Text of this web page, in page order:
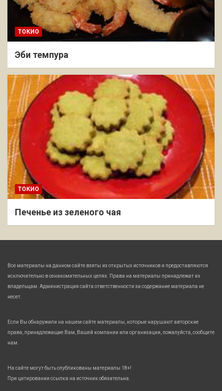
ТОКИО
Эби темпура
ТОКИО
Печенье из зеленого чая
Все материалы на данном сайте взяты из открытых источников и предоставляются
исключительно в ознакомительных целях. Права на материалы принадлежат их
владельцам. Администрация сайта ответственности за содержание материала не
несет.
Если Вы обнаружили на нашем сайте материалы, которые нарушают авторские
права, принадлежащие Вам, Вашей компании или организации, пожалуйста, сообщите
нам.
На сайте могут быть опубликованы материалы 18+!
При цитировании ссылка на источник обязательна.